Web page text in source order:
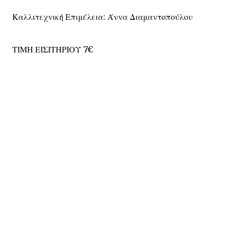
Καλλιτεχνική Επιμέλεια: Άννα Διαμαντοπούλου
ΤΙΜΗ ΕΙΣΙΤΗΡΙΟΥ 7€